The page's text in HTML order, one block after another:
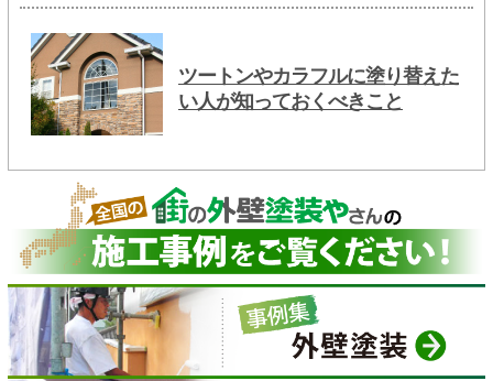
ツートンやカラフルに塗り替えた
い人が知っておくべきこと